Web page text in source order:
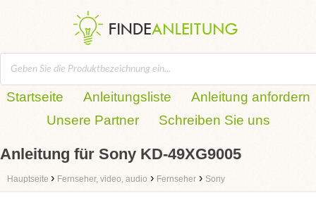
Startseite Anleitungsliste
Anleitung anfordern
Unsere Partner
Schreiben Sie uns
Anleitung für Sony KD-49XG9005
Hauptseite › Fernseher, video, audio › Fernseher › Sony